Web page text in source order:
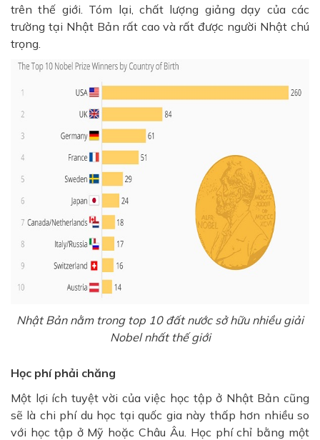
trên thế giới. Tóm lại, chất lượng giảng dạy của các
trường tại Nhật Bản rất cao và rất được người Nhật chú
trọng.
Nhật Bản nằm trong top 10 đất nước sở hữu nhiều giải
Nobel nhất thế giới
Học phí phải chăng
Một lợi ích tuyệt vời của việc học tập ở Nhật Bản cũng
sẽ là chi phí du học tại quốc gia này thấp hơn nhiều so
với học tập ở Mỹ hoặc Châu Âu. Học phí chỉ bằng một